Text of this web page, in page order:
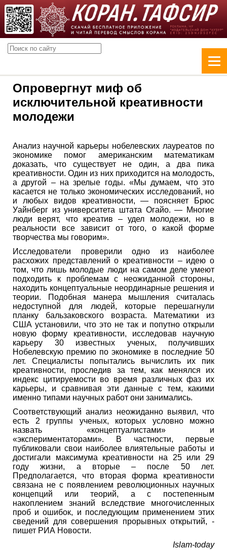
Опровергнут миф об
исключительной креативности
молодежи
Анализ научной карьеры нобелевских лауреатов по
экономике помог американским математикам
доказать, что существует не один, а два пика
креативности. Один из них приходится на молодость,
а другой – на зрелые годы. «Мы думаем, что это
касается не только экономических исследований, но
и любых видов креативности, — поясняет Брюс
Уайнберг из университета штата Огайо. — Многие
люди верят, что креатив – удел молодежи, но в
реальности все зависит от того, о какой форме
творчества мы говорим».
Исследователи проверили одно из наиболее
расхожих представлений о креативности – идею о
том, что лишь молодые люди на самом деле умеют
подходить к проблемам с неожиданной стороны,
находить концептуальные неординарные решения и
теории. Подобная манера мышления считалась
недоступной для людей, которые перешагнули
планку бальзаковского возраста. Математики из
США установили, что это не так и попутно открыли
новую форму креативности, исследовав научную
карьеру 30 известных ученых, получивших
Нобелевскую премию по экономике в последние 50
лет. Специалисты попытались вычислить их пик
креативности, проследив за тем, как менялся их
индекс цитируемости во время различных фаз их
карьеры, и сравнивая эти данные с тем, какими
именно типами научных работ они занимались.
Соответствующий анализ неожиданно выявил, что
есть 2 группы ученых, которых условно можно
назвать «концептуалистами» и
«экспериментаторами». В частности, первые
публиковали свои наиболее влиятельные работы и
достигали максимума креативности на 25 или 29
году жизни, а вторые – после 50 лет.
Предполагается, что вторая форма креативности
связана не с появлением революционных научных
концепций или теорий, а с постепенным
накоплением знаний вследствие многочисленных
проб и ошибок, и последующим применением этих
сведений для совершения прорывных открытий, -
пишет РИА Новости.
Islam-today